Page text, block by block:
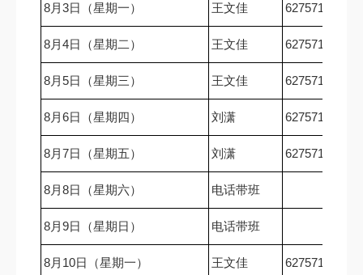
8月3日（星期一） 王文佳 62757167
8月4日（星期二） 王文佳 62757167
8月5日（星期三） 王文佳 62757167
8月6日（星期四） 刘潇 62757167
8月7日（星期五） 刘潇 62757167
8月8日（星期六） 电话带班
8月9日（星期日） 电话带班
8月10日（星期一） 王文佳 62757167